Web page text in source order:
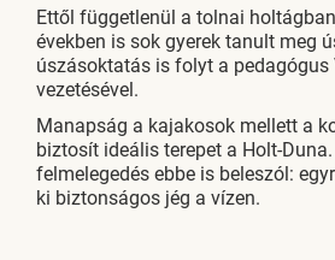
Ettől függetlenül a tolnai
években is sok gyerek tanult meg
úszásoktatás is folyt a
vezetésével.
Manapság a kajakosok mellett a
biztosít ideális terepet a Holt-
felmelegedés ebbe is beleszól:
ki biztonságos jég a vízen.